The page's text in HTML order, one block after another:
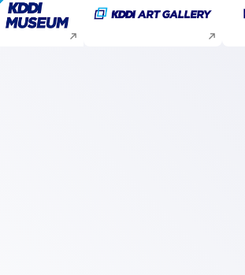
新規ウィンドウで開く 新規ウィンドウで